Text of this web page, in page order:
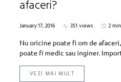
afaceri?
January 17, 2016 351 views
2
Nu oricine poate fi om de
poate fi medic sau inginer.
VEZI MAI MULT